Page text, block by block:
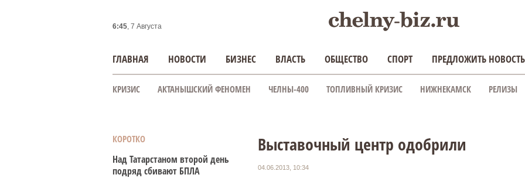
6:45, 7 Августа
ГЛАВНАЯ НОВОСТИ БИЗНЕС ВЛАСТЬ ОБЩЕСТВО СПОРТ ПРЕДЛОЖИТЬ НОВОСТЬ
КРИЗИС АКТАНЫШСКИЙ ФЕНОМЕН ЧЕЛНЫ-400 ТОПЛИВНЫЙ КРИЗИС НИЖНЕКАМСК РЕЛИЗЫ
КОРОТКО
Над Татарстаном второй день
подряд сбивают БПЛА
Выставочный центр одобрили
04.06.2013, 10:34